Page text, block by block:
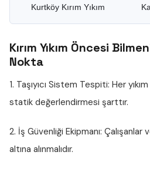
Kurtköy Kırım Yıkım
Kırım Yıkım Öncesi
Nokta
1. Taşıyıcı Sistem Tespiti: Her
statik değerlendirmesi şarttır.
2. İş Güvenliği Ekipmanı: Çalışanlar
altına alınmalıdır.